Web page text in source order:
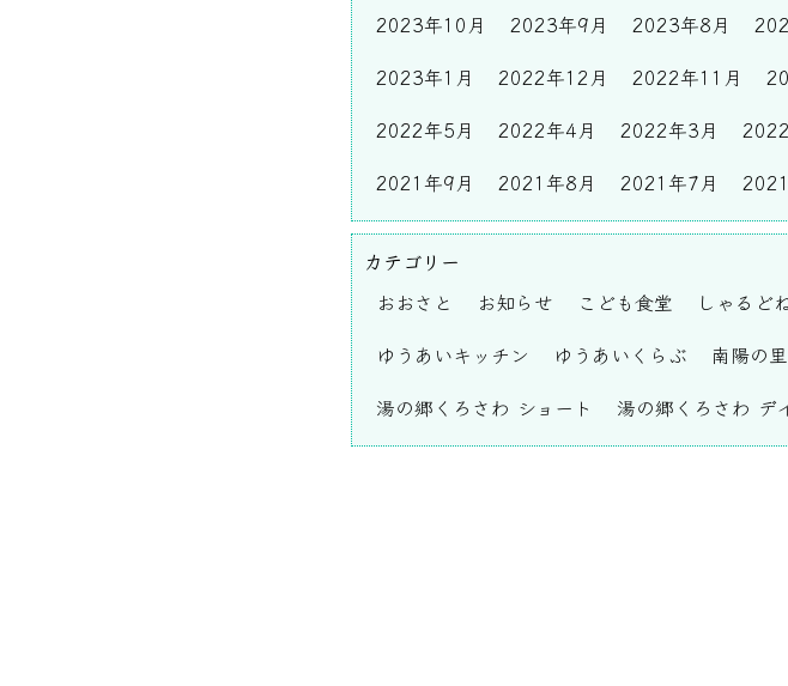
2023年10月
2023年9月 2023年8月
2023年1月
2022年12月 2022年11月
2022年5月
2022年4月 2022年3月
2021年9月
2021年8月 2021年7月
カテゴリー
おおさと
お知らせ こども食堂 しゃるど
ゆうあいキッチン
ゆうあいくらぶ 南陽の里
湯の郷くろさわ ショート
湯の郷くろさわ デ